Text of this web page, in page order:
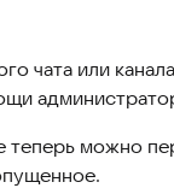
чата или
можно